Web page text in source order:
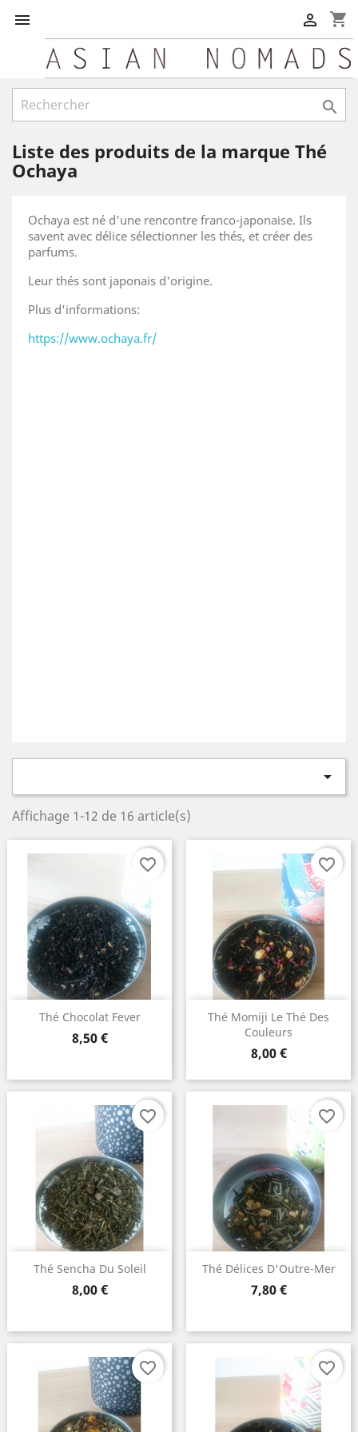
 shopping_cart


Liste des produits de la marque Thé
Ochaya
Ochaya est né d'une rencontre franco-japonaise. Ils
savent avec délice sélectionner les thés, et créer des
parfums.
Leur thés sont japonais d'origine.
Plus d'informations:
https://www.ochaya.fr/

Affichage 1-12 de 16 article(s)
Thé Chocolat Fever
Prix
8,50 €
favorite_border
Thé Momiji Le Thé Des
Couleurs
Prix
8,00 €
favorite_border
Thé Sencha Du Soleil
Prix
8,00 €
favorite_border
Thé Délices D'Outre-Mer
Prix
7,80 €
favorite_border
favorite_border favorite_border